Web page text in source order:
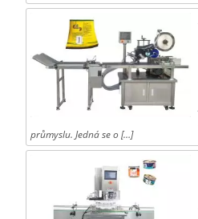
průmyslu. Jedná se o […]